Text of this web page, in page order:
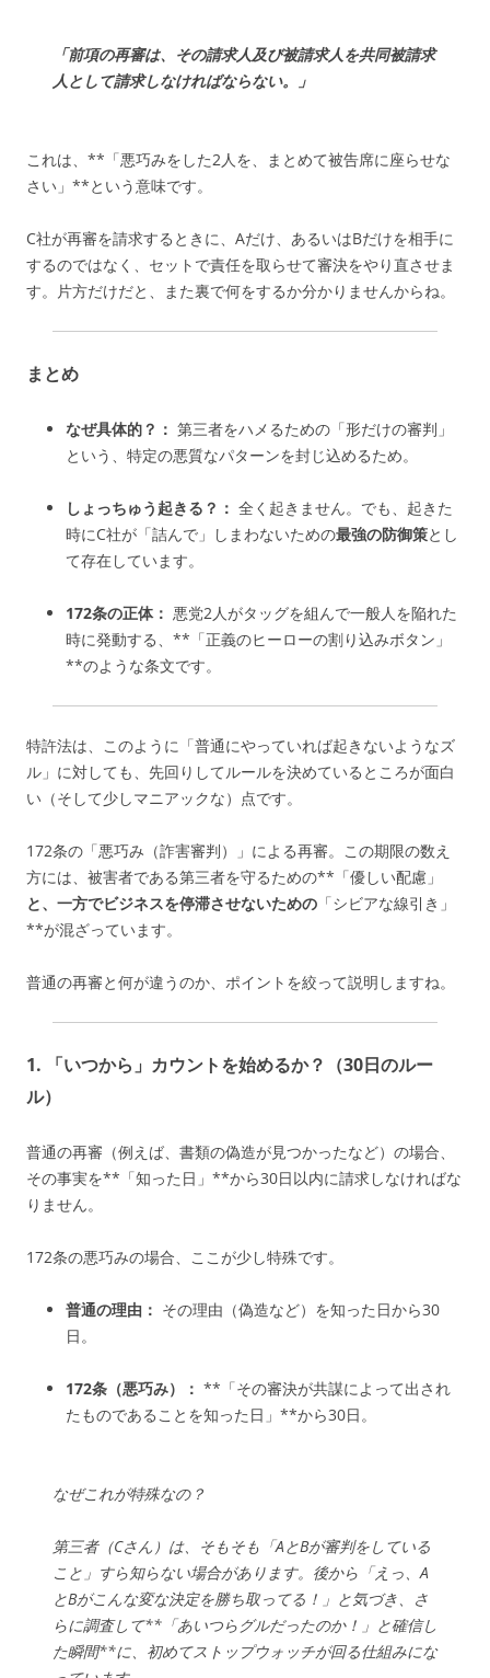
「前項の再審は、その請求人及び被請求人を共同被請求
人として請求しなければならない。」
これは、**「悪巧みをした2人を、まとめて被告席に座らせな
さい」**という意味です。
C社が再審を請求するときに、Aだけ、あるいはBだけを相手に
するのではなく、セットで責任を取らせて審決をやり直させま
す。片方だけだと、また裏で何をするか分かりませんからね。
まとめ
なぜ具体的？： 第三者をハメるための「形だけの審判」
という、特定の悪質なパターンを封じ込めるため。
しょっちゅう起きる？： 全く起きません。でも、起きた
時にC社が「詰んで」しまわないための最強の防御策とし
て存在しています。
172条の正体： 悪党2人がタッグを組んで一般人を陥れた
時に発動する、**「正義のヒーローの割り込みボタン」
**のような条文です。
特許法は、このように「普通にやっていれば起きないようなズ
ル」に対しても、先回りしてルールを決めているところが面白
い（そして少しマニアックな）点です。
172条の「悪巧み（詐害審判）」による再審。この期限の数え
方には、被害者である第三者を守るための**「優しい配慮」
と、一方でビジネスを停滞させないための 「シビアな線引き」
**が混ざっています。
普通の再審と何が違うのか、ポイントを絞って説明しますね。
1. 「いつから」カウントを始めるか？（30日のルー
ル）
普通の再審（例えば、書類の偽造が見つかったなど）の場合、
その事実を**「知った日」**から30日以内に請求しなければな
りません。
172条の悪巧みの場合、ここが少し特殊です。
普通の理由： その理由（偽造など）を知った日から30
日。
172条（悪巧み）： **「その審決が共謀によって出され
たものであることを知った日」**から30日。
なぜこれが特殊なの？
第三者（Cさん）は、そもそも「AとBが審判をしている
こと」すら知らない場合があります。後から「えっ、A
とBがこんな変な決定を勝ち取ってる！」と気づき、さ
らに調査して**「あいつらグルだったのか！」と確信し
た瞬間**に、初めてストップウォッチが回る仕組みにな